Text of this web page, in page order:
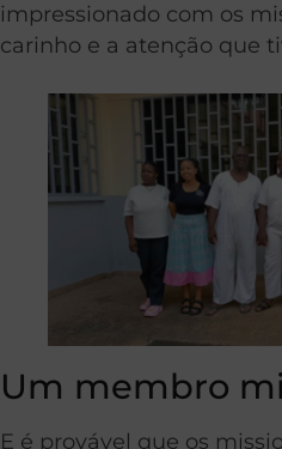
impressionado com os
carinho e a atenção que
Um membro
E é provável que os